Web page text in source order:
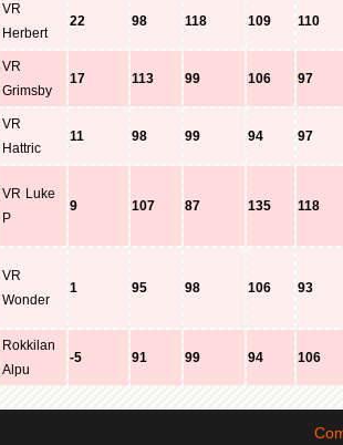
VR
Herbert
22 98 118 109 110
VR
Grimsby
17 113 99 106 97
VR
Hattric
11 98 99 94 97
VR Luke
P
9 107 87 135 118
VR
Wonder
1 95 98 106 93
Rokkilan
Alpu
-5 91 99 94 106